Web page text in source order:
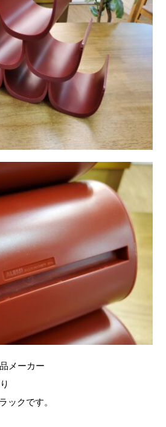
メーカー
ックです。